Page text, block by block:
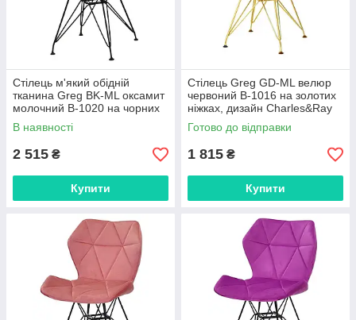
Стілець м'який обідній
тканина Greg BK-ML оксамит
молочний B-1020 на чорних
ніжках, дизайн Charles&Ray
Eames
В наявності
2 515 ₴
Купити
Стілець Greg GD-ML велюр
червоний B-1016 на золотих
ніжках, дизайн Charles&Ray
Eames
Готово до відправки
1 815 ₴
Купити